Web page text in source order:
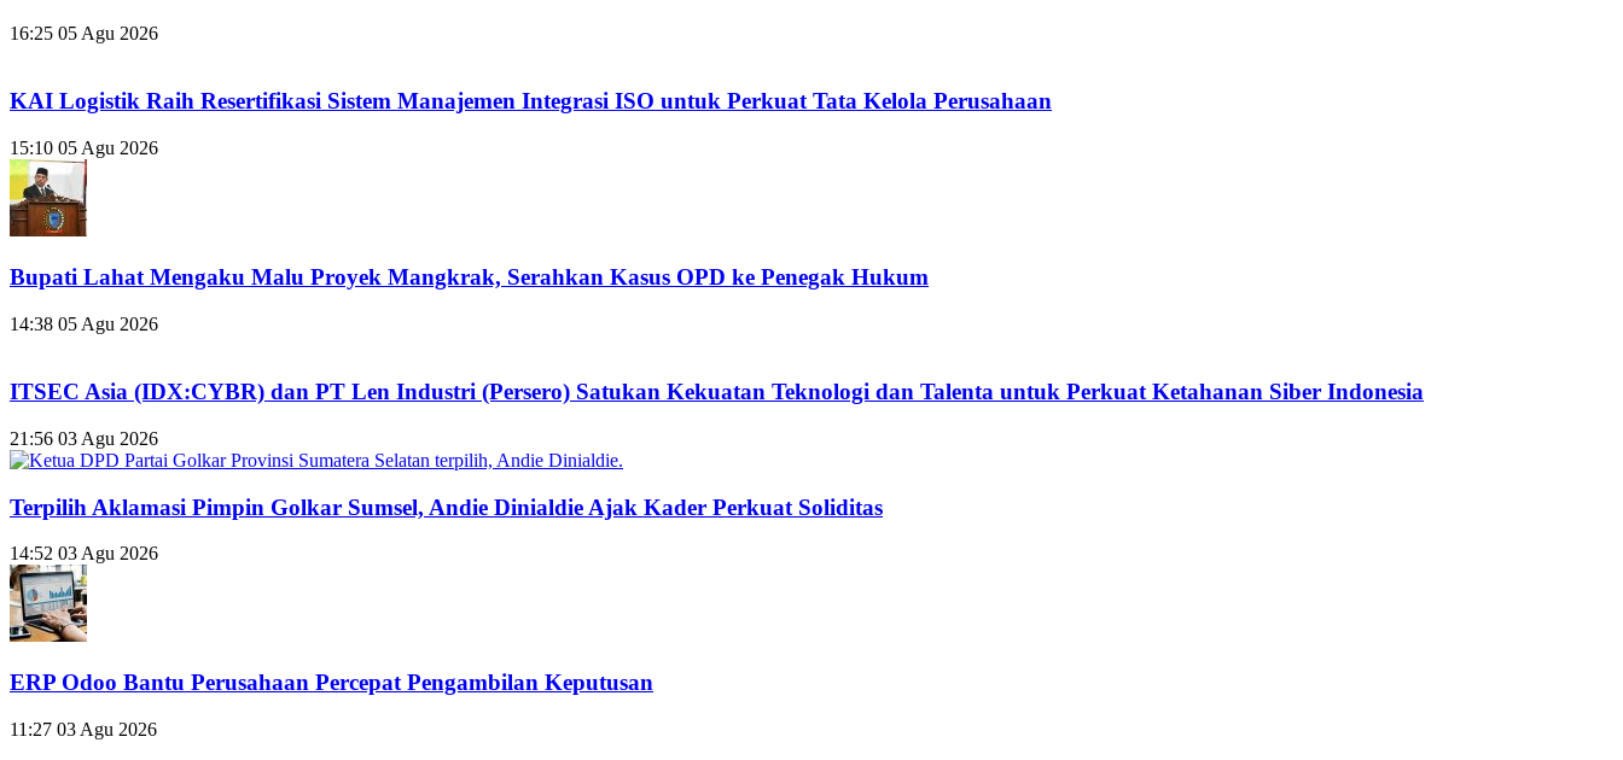
16:25 05 Agu 2026
KAI Logistik Raih Resertifikasi Sistem Manajemen Integrasi ISO untuk Perkuat Tata Kelola Perusahaan
15:10 05 Agu 2026
Bupati Lahat Mengaku Malu Proyek Mangkrak, Serahkan Kasus OPD ke Penegak Hukum
14:38 05 Agu 2026
ITSEC Asia (IDX:CYBR) dan PT Len Industri (Persero) Satukan Kekuatan Teknologi dan Talenta untuk Perkuat Ketahanan Siber Indonesia
21:56 03 Agu 2026
Terpilih Aklamasi Pimpin Golkar Sumsel, Andie Dinialdie Ajak Kader Perkuat Soliditas
14:52 03 Agu 2026
ERP Odoo Bantu Perusahaan Percepat Pengambilan Keputusan
11:27 03 Agu 2026